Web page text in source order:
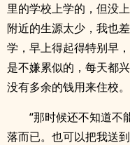
里的学校上学的，但没
附近的生源太少，我也
学，早上得起得特别早
是不嫌累似的，每天都
没有多余的钱用来住校
“那时候还不知道不
落而已。也可以把我送